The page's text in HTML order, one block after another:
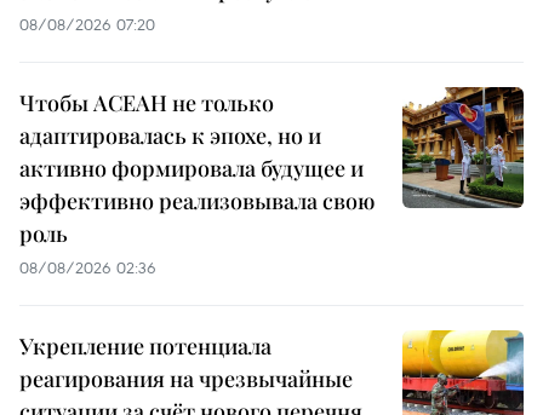
08/08/2026 07:20
Чтобы АСЕАН не только
адаптировалась к эпохе, но и
активно формировала будущее и
эффективно реализовывала свою
роль
08/08/2026 02:36
Укрепление потенциала
реагирования на чрезвычайные